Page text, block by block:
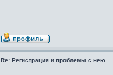
Re: Регистрация и проблемы с нею